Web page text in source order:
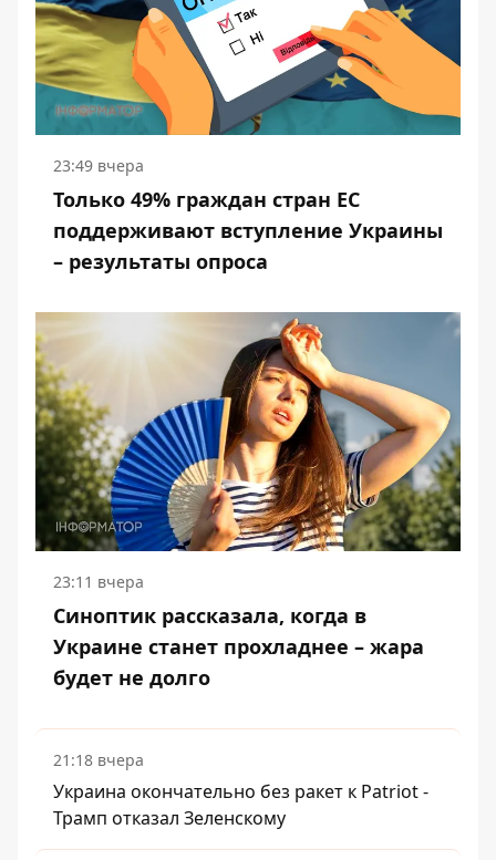
23:49 вчера
Только 49% граждан стран ЕС
поддерживают вступление Украины
– результаты опроса
23:11 вчера
Синоптик рассказала, когда в
Украине станет прохладнее – жара
будет не долго
21:18 вчера
Украина окончательно без ракет к Patriot -
Трамп отказал Зеленскому